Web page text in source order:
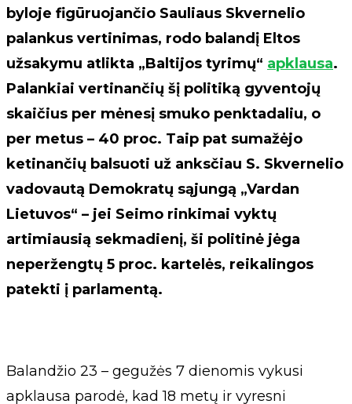
byloje figūruojančio Sauliaus Skvernelio
palankus vertinimas, rodo balandį Eltos
užsakymu atlikta „Baltijos tyrimų“ apklausa.
Palankiai vertinančių šį politiką gyventojų
skaičius per mėnesį smuko penktadaliu, o
per metus – 40 proc. Taip pat sumažėjo
ketinančių balsuoti už anksčiau S. Skvernelio
vadovautą Demokratų sąjungą „Vardan
Lietuvos“ – jei Seimo rinkimai vyktų
artimiausią sekmadienį, ši politinė jėga
neperžengtų 5 proc. kartelės, reikalingos
patekti į parlamentą.
Balandžio 23 – gegužės 7 dienomis vykusi
apklausa parodė, kad 18 metų ir vyresni